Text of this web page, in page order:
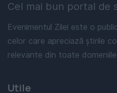
Cel mai bun portal de
Evenimentul Zilei este o
celor care apreciază știrile
relevante din toate
Utile